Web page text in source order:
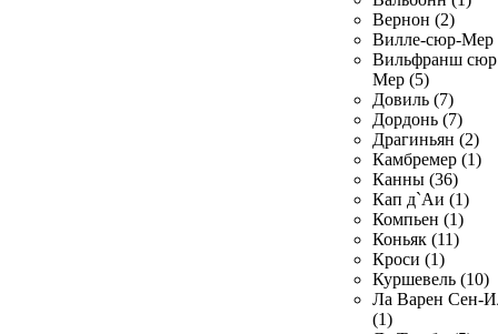
Вернон (2)
Вилле-сюр-Мер
Вильфранш сюр
Мер (5)
Довиль (7)
Дордонь (7)
Драгиньян (2)
Камбремер (1)
Канны (36)
Кап д`Аи (1)
Компьен (1)
Коньяк (11)
Кроси (1)
Куршевель (10)
Ла Варен Сен-
(1)